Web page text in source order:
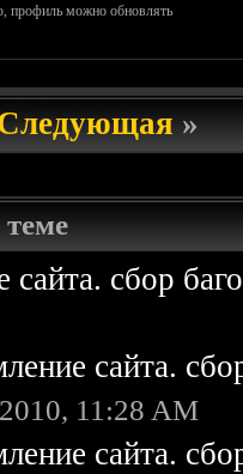
профиль можно обновлять
»
сайта. сбор
сайта.
11:28 AM
сайта.